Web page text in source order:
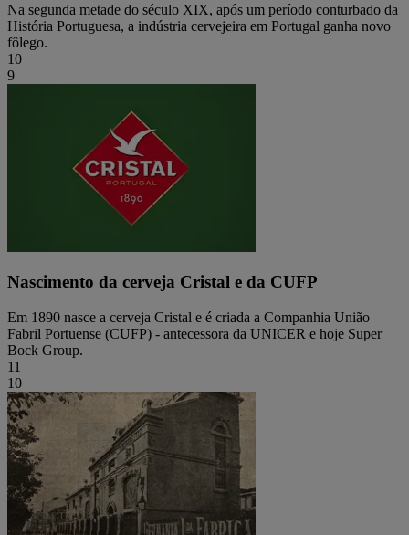
Na segunda metade do século XIX, após um período conturbado da
História Portuguesa, a indústria cervejeira em Portugal ganha novo
fôlego.
10
9
Nascimento da cerveja Cristal e da CUFP
Em 1890 nasce a cerveja Cristal e é criada a Companhia União
Fabril Portuense (CUFP) - antecessora da UNICER e hoje Super
Bock Group.
11
10